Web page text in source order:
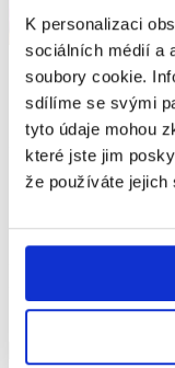
K personalizaci
sociálních médií a
soubory cookie.
sdílíme se svými
tyto údaje mohou
které jste jim
že používáte jejich
Písmo v
vázané
V první třídě
výzvami. Jednu z
V současnosti se na